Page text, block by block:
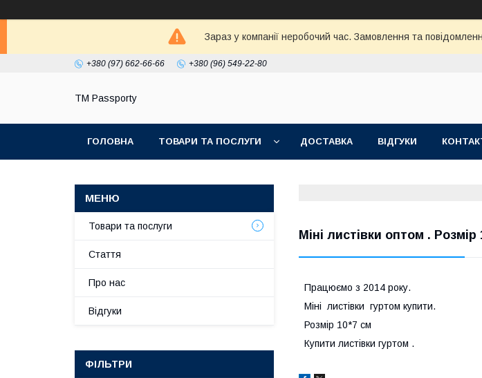
Зараз у компанії неробочий час. Замовлення та
+380 (97) 662-66-66 +380 (96) 549-22-80
TM Passporty
ГОЛОВНА ТОВАРИ ТА ПОСЛУГИ ДОСТАВКА ВІДГУКИ
Міні листівки оптом . Розмір
Працюємо з 2014 року.
Міні листівки гуртом купити.
Розмір 10*7 см
Купити листівки гуртом .
Товари та послуги
Стаття
Про нас
Відгуки
ФІЛЬТРИ